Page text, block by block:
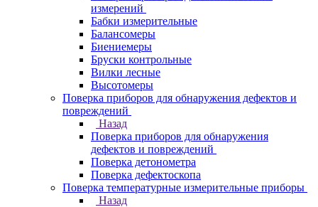
измерений
Бабки измерительные
Балансомеры
Биениемеры
Бруски контрольные
Вилки лесные
Высотомеры
Поверка приборов для обнаружения дефектов и
повреждений
Назад
Поверка приборов для обнаружения
дефектов и повреждений
Поверка детонометра
Поверка дефектоскопа
Поверка температурные измерительные приборы
Назад